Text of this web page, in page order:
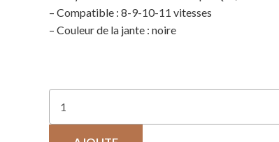
– Compatible : 8-9-10-11 vitesses
– Couleur de la jante : noire